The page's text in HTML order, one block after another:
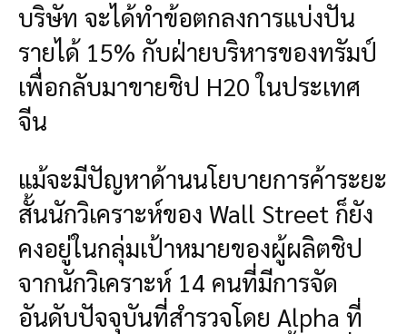
บริษัท จะได้ทำข้อตกลงการแบ่งปัน
รายได้ 15% กับฝ่ายบริหารของทรัมป์
เพื่อกลับมาขายชิป H20 ในประเทศ
จีน
แม้จะมีปัญหาด้านนโยบายการค้าระยะ
สั้นนักวิเคราะห์ของ Wall Street ก็ยัง
คงอยู่ในกลุ่มเป้าหมายของผู้ผลิตชิป
จากนักวิเคราะห์ 14 คนที่มีการจัด
อันดับปัจจุบันที่สำรวจโดย Alpha ที่